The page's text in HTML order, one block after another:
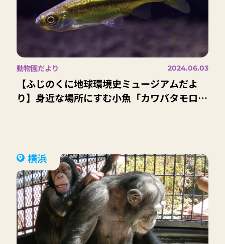
動物園だより 2024.06.03
【ふじのくに地球環境史ミュージアムだよ
り】身近な場所にすむ小魚「カワバタモロ
横浜